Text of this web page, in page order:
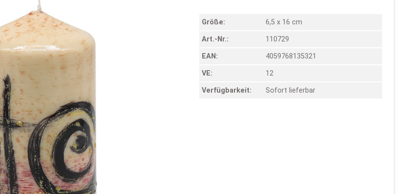
Größe: 6,5 x 16 cm
Art.-Nr.: 110729
EAN: 4059768135321
VE: 12
Verfügbarkeit: Sofort lieferbar